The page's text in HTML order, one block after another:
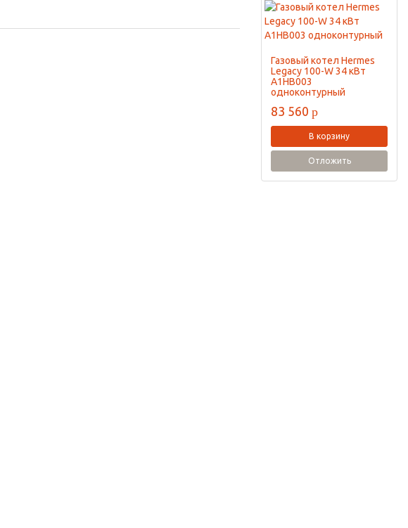
Газовый котел Hermes
Legacy 100-W 34 кВт
A1HB003
одноконтурный
83 560 p
В корзину
Отложить